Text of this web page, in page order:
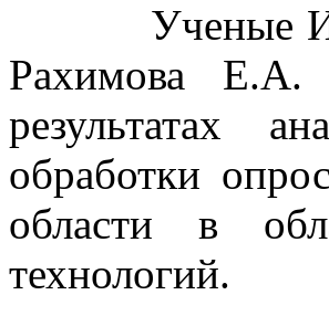
Ученые
Рахимова
результатах
обработки
области в
технологий.